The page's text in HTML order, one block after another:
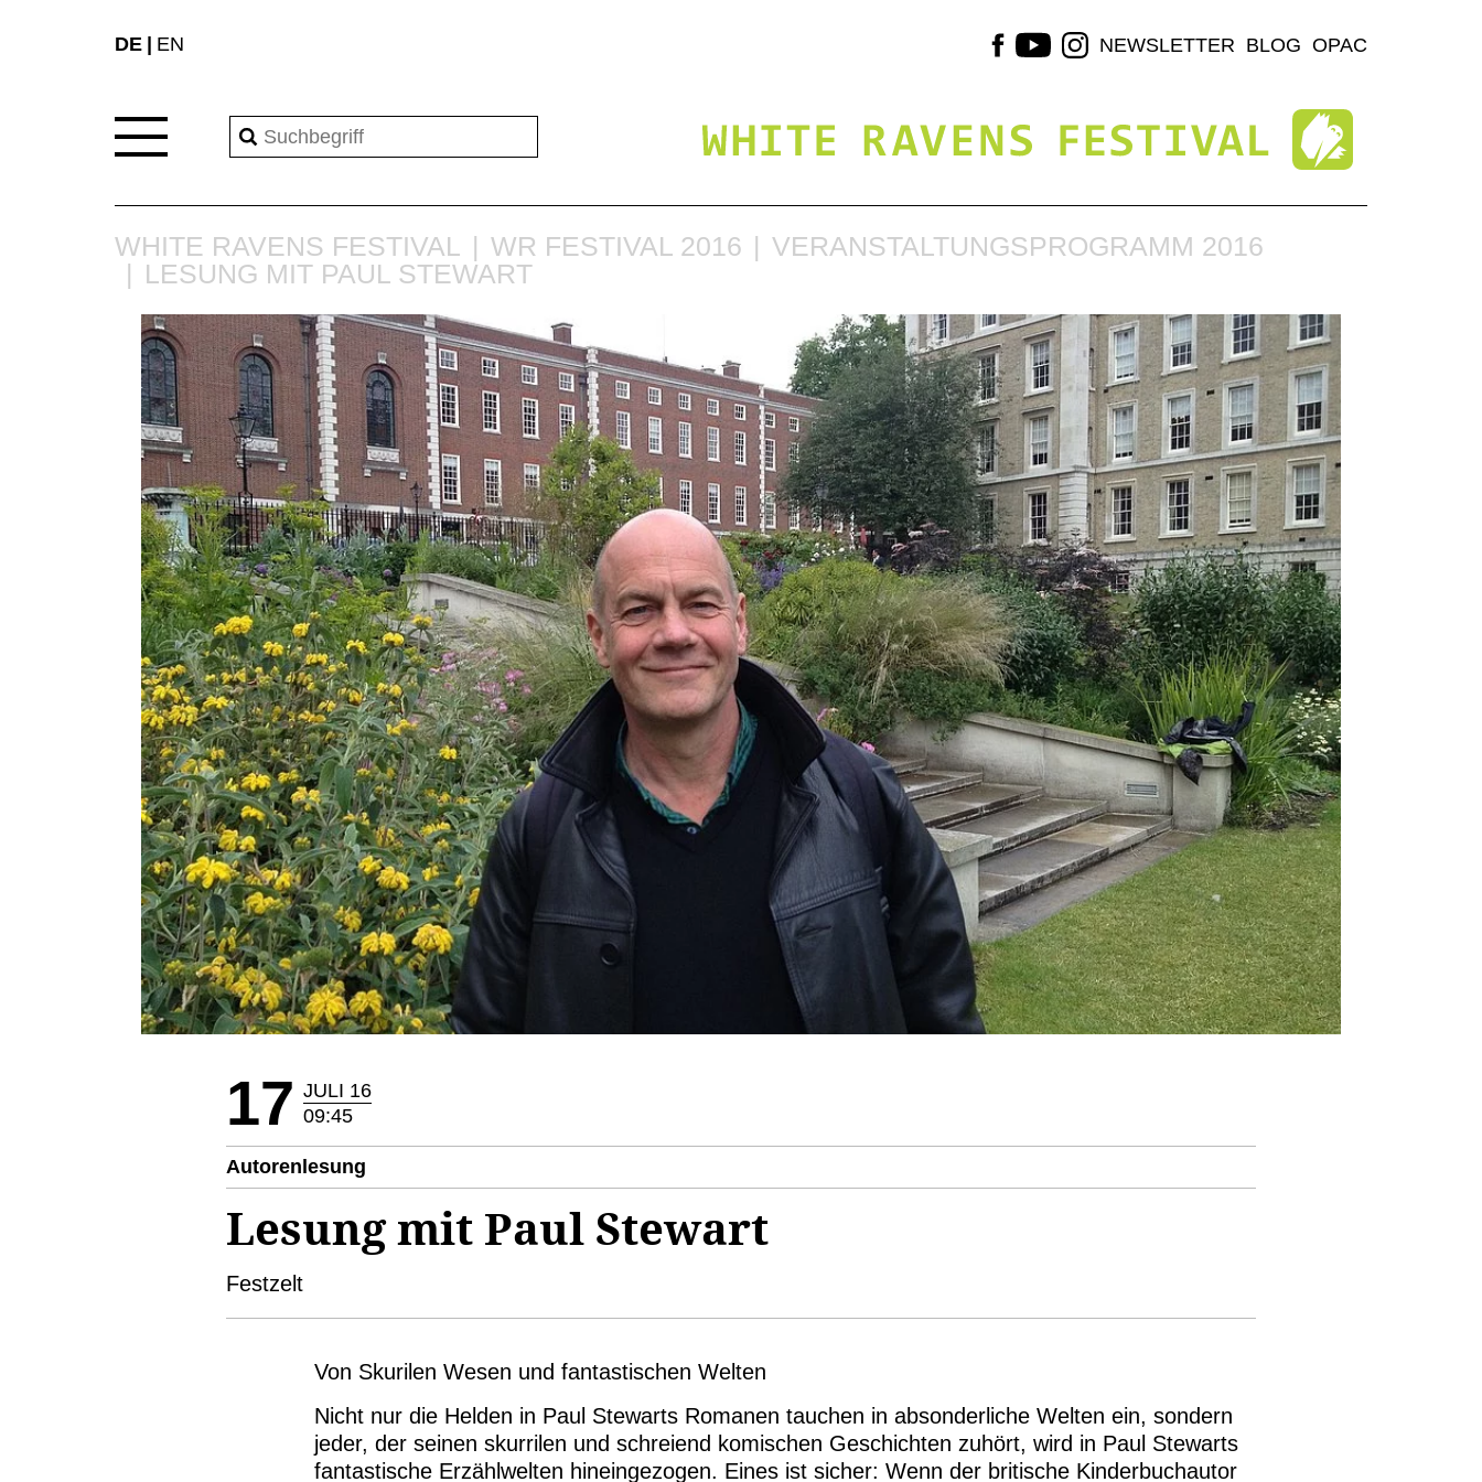
DE EN NEWSLETTER BLOG OPAC
WHITE RAVENS FESTIVAL WR FESTIVAL 2016
VERANSTALTUNGSPROGRAMM 2016
LESUNG MIT PAUL STEWART
17 JULI 16
09:45
Autorenlesung
Lesung mit Paul Stewart
Festzelt
Von Skurilen Wesen und fantastischen Welten
Nicht nur die Helden in Paul Stewarts Romanen tauchen in absonderliche Welten ein, sondern
jeder, der seinen skurrilen und schreiend komischen Geschichten zuhört, wird in Paul Stewarts
fantastische Erzählwelten hineingezogen. Eines ist sicher: Wenn der britische Kinderbuchautor